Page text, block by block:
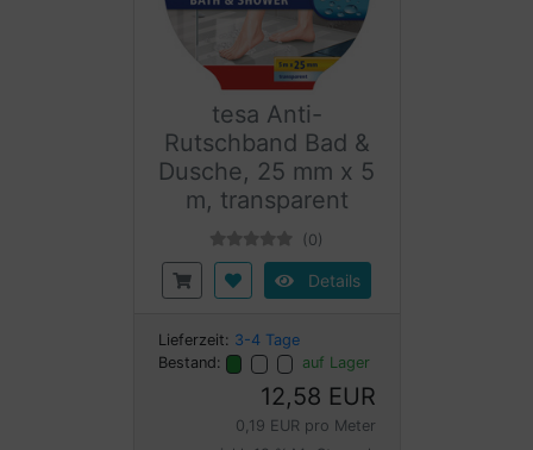
tesa Anti-
Rutschband Bad &
Dusche, 25 mm x 5
m, transparent
(0)
Details
Lieferzeit: 3-4 Tage
Bestand:
auf Lager
12,58 EUR
0,19 EUR pro Meter